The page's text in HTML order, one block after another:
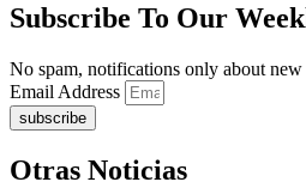
Subscribe To Our
No spam, notifications only about new
Email Address
subscribe
Otras Noticias